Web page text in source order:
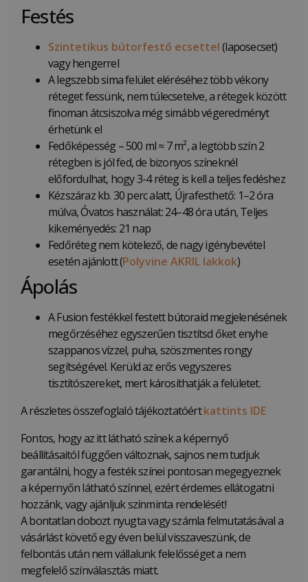
Festés
Szintetikus bútorfestő ecsettel(laposecset)
vagy hengerrel
A legszebb sima felület eléréséhez több vékony
réteget fessünk, nem túlecsetelve, a rétegek között
finoman átcsiszolva még simább végeredményt
érhetünk el
Fedőképesség – 500 ml ≈ 7 m², a legtöbb szín 2
rétegben is jól fed, de bizonyos színeknél
előfordulhat, hogy 3-4 réteg is kell a teljes fedéshez
Kézszáraz kb. 30 perc alatt, Újrafesthető: 1–2 óra
múlva, Óvatos használat: 24–48 óra után, Teljes
kikeményedés: 21 nap
Fedőréteg nem kötelező, de nagy igénybevétel
esetén ajánlott (Polyvine AKRIL lakkok)
Ápolás
A Fusion festékkel festett bútoraid megjelenésének
megőrzéséhez egyszerűen tisztítsd őket enyhe
szappanos vízzel, puha, szöszmentes rongy
segítségével. Kerüld az erős vegyszeres
tisztítószereket, mert károsíthatják a felületet.
A részletes összefoglaló tájékoztatóértkattints IDE
Fontos, hogy az itt látható színek a képernyő
beállításaitól függően változnak, sajnos nem tudjuk
garantálni, hogy a festék színei pontosan megegyeznek
a képernyőn látható színnel, ezért érdemes ellátogatni
hozzánk, vagy ajánljuk színminta rendelését!
A bontatlan dobozt nyugta vagy számla felmutatásával a
vásárlást követő egy éven belül visszaveszünk, de
felbontás után nem vállalunk felelősséget a nem
megfelelő színválasztás miatt.